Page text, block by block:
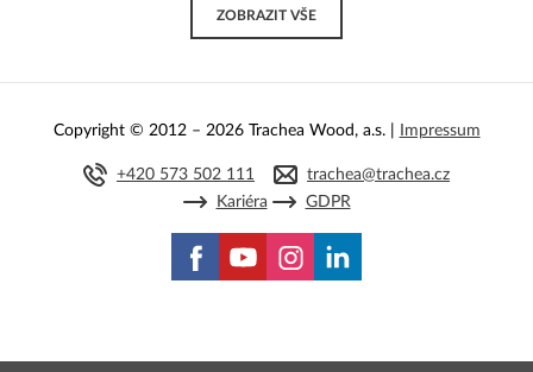
ZOBRAZIT VŠE
Copyright © 2012 – 2026 Trachea Wood, a.s. | Impressum
+420 573 502 111
trachea@trachea.cz
Kariéra
GDPR